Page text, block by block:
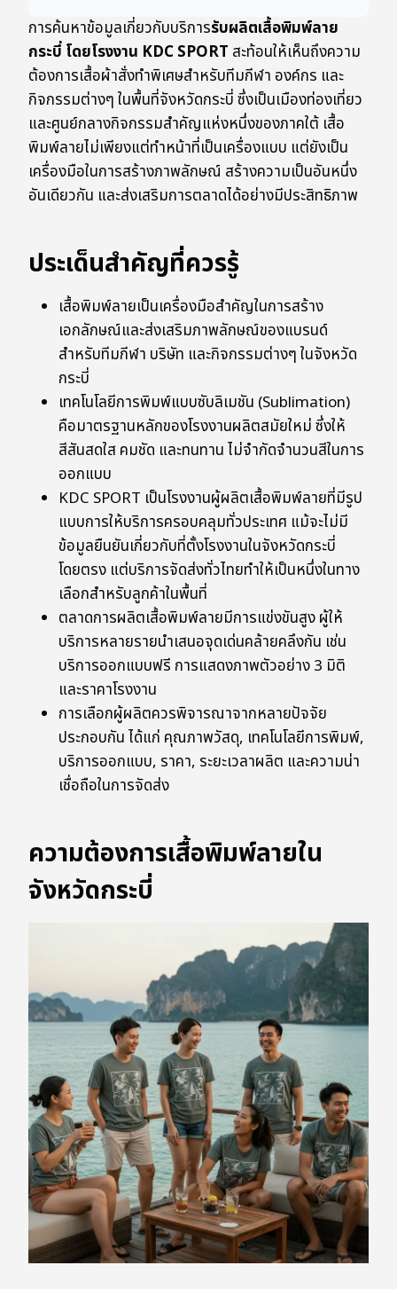
การค้นหาข้อมูลเกี่ยวกับบริการรับผลิตเสื้อพิมพ์ลาย
กระบี่ โดยโรงงาน KDC SPORT สะท้อนให้เห็นถึงความ
ต้องการเสื้อผ้าสั่งทำพิเศษสำหรับทีมกีฬา องค์กร และ
กิจกรรมต่างๆ ในพื้นที่จังหวัดกระบี่ ซึ่งเป็นเมืองท่องเที่ยว
และศูนย์กลางกิจกรรมสำคัญแห่งหนึ่งของภาคใต้ เสื้อ
พิมพ์ลายไม่เพียงแต่ทำหน้าที่เป็นเครื่องแบบ แต่ยังเป็น
เครื่องมือในการสร้างภาพลักษณ์ สร้างความเป็นอันหนึ่ง
อันเดียวกัน และส่งเสริมการตลาดได้อย่างมีประสิทธิภาพ
ประเด็นสำคัญที่ควรรู้
เสื้อพิมพ์ลายเป็นเครื่องมือสำคัญในการสร้าง
เอกลักษณ์และส่งเสริมภาพลักษณ์ของแบรนด์
สำหรับทีมกีฬา บริษัท และกิจกรรมต่างๆ ในจังหวัด
กระบี่
เทคโนโลยีการพิมพ์แบบซับลิเมชัน (Sublimation)
คือมาตรฐานหลักของโรงงานผลิตสมัยใหม่ ซึ่งให้
สีสันสดใส คมชัด และทนทาน ไม่จำกัดจำนวนสีในการ
ออกแบบ
KDC SPORT เป็นโรงงานผู้ผลิตเสื้อพิมพ์ลายที่มีรูป
แบบการให้บริการครอบคลุมทั่วประเทศ แม้จะไม่มี
ข้อมูลยืนยันเกี่ยวกับที่ตั้งโรงงานในจังหวัดกระบี่
โดยตรง แต่บริการจัดส่งทั่วไทยทำให้เป็นหนึ่งในทาง
เลือกสำหรับลูกค้าในพื้นที่
ตลาดการผลิตเสื้อพิมพ์ลายมีการแข่งขันสูง ผู้ให้
บริการหลายรายนำเสนอจุดเด่นคล้ายคลึงกัน เช่น
บริการออกแบบฟรี การแสดงภาพตัวอย่าง 3 มิติ
และราคาโรงงาน
การเลือกผู้ผลิตควรพิจารณาจากหลายปัจจัย
ประกอบกัน ได้แก่ คุณภาพวัสดุ, เทคโนโลยีการพิมพ์,
บริการออกแบบ, ราคา, ระยะเวลาผลิต และความน่า
เชื่อถือในการจัดส่ง
ความต้องการเสื้อพิมพ์ลายใน
จังหวัดกระบี่